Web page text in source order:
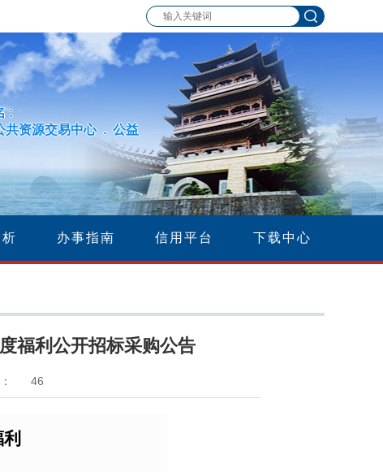
:
共资源交易中心 . 公益
办事指南 信用平台 下载中心
福利公开招标采购公告
46